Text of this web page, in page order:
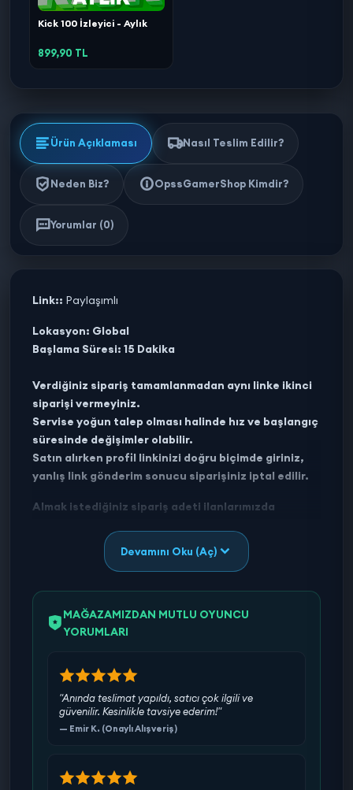
Kick 100 İzleyici - Aylık
899,90 TL
Ürün Açıklaması Nasıl Teslim Edilir?
Neden Biz? OpssGamerShop Kimdir?
Yorumlar (0)
Link:: Paylaşımlı
Lokasyon: Global
Başlama Süresi: 15 Dakika
Verdiğiniz sipariş tamamlanmadan aynı linke ikinci
siparişi vermeyiniz.
Servise yoğun talep olması halinde hız ve başlangıç
süresinde değişimler olabilir.
Satın alırken profil linkinizi doğru biçimde giriniz,
yanlış link gönderim sonucu siparişiniz iptal edilir.
Almak istediğiniz sipariş adeti ilanlarımızda
Aldığınız adet kadar gönderim sağlanacaktır.
Devamını Oku (Aç)
MAĞAZAMIZDAN MUTLU OYUNCU
YORUMLARI
"Anında teslimat yapıldı, satıcı çok ilgili ve
güvenilir. Kesinlikle tavsiye ederim!"
— Emir K. (Onaylı Alışveriş)